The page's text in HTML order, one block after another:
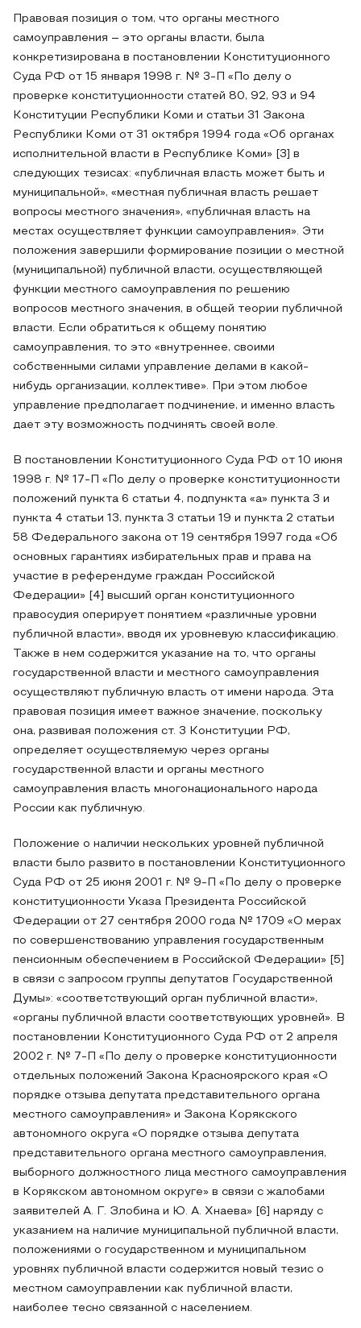
Правовая позиция о том, что органы местного
самоуправления – это органы власти, была
конкретизирована в постановлении Конституционного
Суда РФ от 15 января 1998 г. № 3-П «По делу о
проверке конституционности статей 80, 92, 93 и 94
Конституции Республики Коми и статьи 31 Закона
Республики Коми от 31 октября 1994 года «Об органах
исполнительной власти в Республике Коми» [3] в
следующих тезисах: «публичная власть может быть и
муниципальной», «местная публичная власть решает
вопросы местного значения», «публичная власть на
местах осуществляет функции самоуправления». Эти
положения завершили формирование позиции о местной
(муниципальной) публичной власти, осуществляющей
функции местного самоуправления по решению
вопросов местного значения, в общей теории публичной
власти. Если обратиться к общему понятию
самоуправления, то это «внутреннее, своими
собственными силами управление делами в какой-
нибудь организации, коллективе». При этом любое
управление предполагает подчинение, и именно власть
дает эту возможность подчинять своей воле.
В постановлении Конституционного Суда РФ от 10 июня
1998 г. № 17-П «По делу о проверке конституционности
положений пункта 6 статьи 4, подпункта «а» пункта 3 и
пункта 4 статьи 13, пункта 3 статьи 19 и пункта 2 статьи
58 Федерального закона от 19 сентября 1997 года «Об
основных гарантиях избирательных прав и права на
участие в референдуме граждан Российской
Федерации» [4] высший орган конституционного
правосудия оперирует понятием «различные уровни
публичной власти», вводя их уровневую классификацию.
Также в нем содержится указание на то, что органы
государственной власти и местного самоуправления
осуществляют публичную власть от имени народа. Эта
правовая позиция имеет важное значение, поскольку
она, развивая положения ст. 3 Конституции РФ,
определяет осуществляемую через органы
государственной власти и органы местного
самоуправления власть многонационального народа
России как публичную.
Положение о наличии нескольких уровней публичной
власти было развито в постановлении Конституционного
Суда РФ от 25 июня 2001 г. № 9-П «По делу о проверке
конституционности Указа Президента Российской
Федерации от 27 сентября 2000 года № 1709 «О мерах
по совершенствованию управления государственным
пенсионным обеспечением в Российской Федерации» [5]
в связи с запросом группы депутатов Государственной
Думы»: «соответствующий орган публичной власти»,
«органы публичной власти соответствующих уровней». В
постановлении Конституционного Суда РФ от 2 апреля
2002 г. № 7-П «По делу о проверке конституционности
отдельных положений Закона Красноярского края «О
порядке отзыва депутата представительного органа
местного самоуправления» и Закона Корякского
автономного округа «О порядке отзыва депутата
представительного органа местного самоуправления,
выборного должностного лица местного самоуправления
в Корякском автономном округе» в связи с жалобами
заявителей А. Г. Злобина и Ю. А. Хнаева» [6] наряду с
указанием на наличие муниципальной публичной власти,
положениями о государственном и муниципальном
уровнях публичной власти содержится новый тезис о
местном самоуправлении как публичной власти,
наиболее тесно связанной с населением.